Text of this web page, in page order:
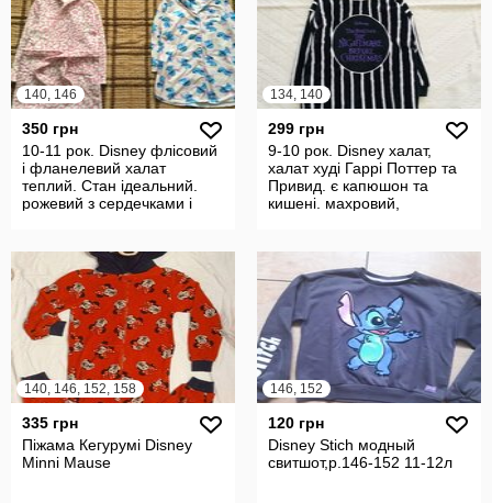
140, 146
350 грн
10-11 рок. Disney флісовий
і фланелевий халат
теплий. Стан ідеальний.
рожевий з сердечками і
134, 140
299 грн
9-10 рок. Disney халат,
халат худі Гаррі Поттер та
Привид. є капюшон та
кишені. махровий,
140, 146, 152, 158
335 грн
Піжама Кегурумі Disney
Minni Mause
146, 152
120 грн
Disney Stich модный
свитшот,р.146-152 11-12л